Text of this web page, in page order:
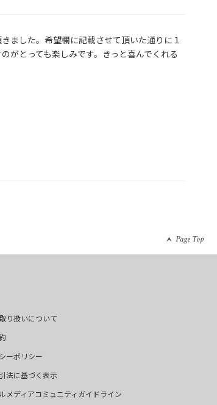
ました。希望欄に記載させて頂いた通りに１
がとっても楽しみです。きっと喜んでくれる
Page Top
り扱いについて
ーポリシー
法に基づく表示
メディアコミュニティガイドライン